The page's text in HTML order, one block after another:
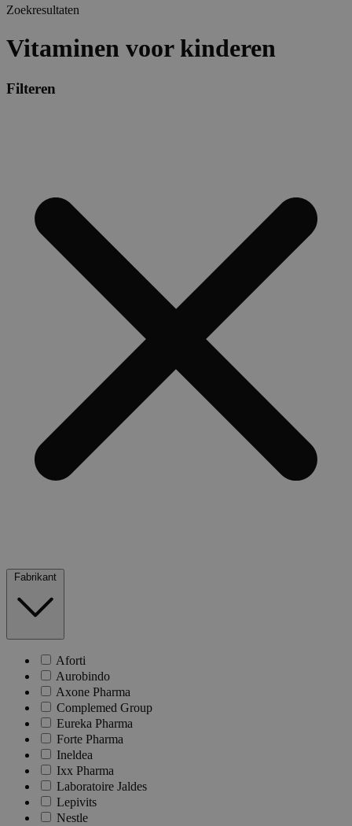
Zoekresultaten
Vitaminen voor kinderen
Filteren
Fabrikant
Aforti
Aurobindo
Axone Pharma
Complemed Group
Eureka Pharma
Forte Pharma
Ineldea
Ixx Pharma
Laboratoire Jaldes
Lepivits
Nestle